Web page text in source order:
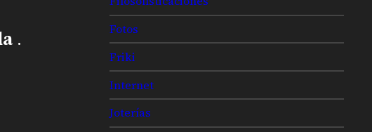
.
Fotos
Friki
Internet
Joterías